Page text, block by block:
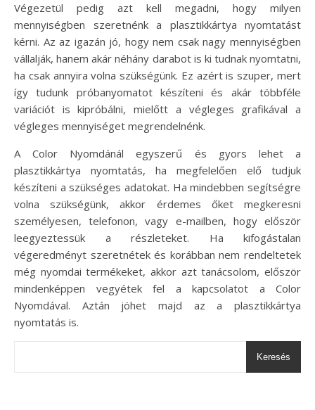
Végezetül pedig azt kell megadni, hogy milyen
mennyiségben szeretnénk a plasztikkártya nyomtatást
kérni. Az az igazán jó, hogy nem csak nagy mennyiségben
vállalják, hanem akár néhány darabot is ki tudnak nyomtatni,
ha csak annyira volna szükségünk. Ez azért is szuper, mert
így tudunk próbanyomatot készíteni és akár többféle
variációt is kipróbálni, mielőtt a végleges grafikával a
végleges mennyiséget megrendelnénk.
A Color Nyomdánál egyszerű és gyors lehet a
plasztikkártya nyomtatás, ha megfelelően elő tudjuk
készíteni a szükséges adatokat. Ha mindebben segítségre
volna szükségünk, akkor érdemes őket megkeresni
személyesen, telefonon, vagy e-mailben, hogy először
leegyeztessük a részleteket. Ha kifogástalan
végeredményt szeretnétek és korábban nem rendeltetek
még nyomdai termékeket, akkor azt tanácsolom, először
mindenképpen vegyétek fel a kapcsolatot a Color
Nyomdával. Aztán jöhet majd az a plasztikkártya
nyomtatás is.
Keresés